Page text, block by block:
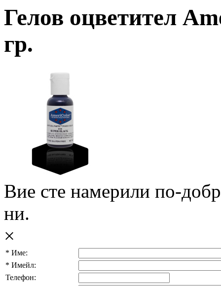
Гелов оцветител
гр.
Вие сте намерили по-
ни.
×
* Име:
* Имейл:
Телефон: